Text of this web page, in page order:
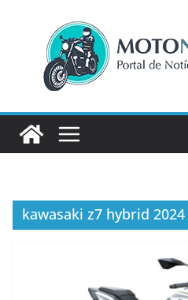
conteúdo
kawasaki z7 hybrid 2024